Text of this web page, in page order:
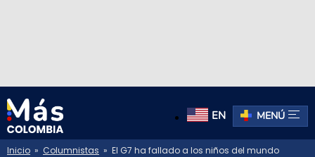
EN MENÚ
Inicio » Columnistas » El G7 ha fallado a los niños del mundo